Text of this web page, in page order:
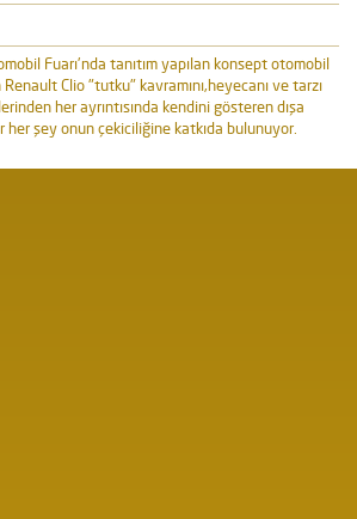
Fuarı'nda tanıtım yapılan konsept otomobil
Clio "tutku" kavramını,heyecanı ve tarzı
her ayrıntısında kendini gösteren dışa
şey onun çekiciliğine katkıda bulunuyor.